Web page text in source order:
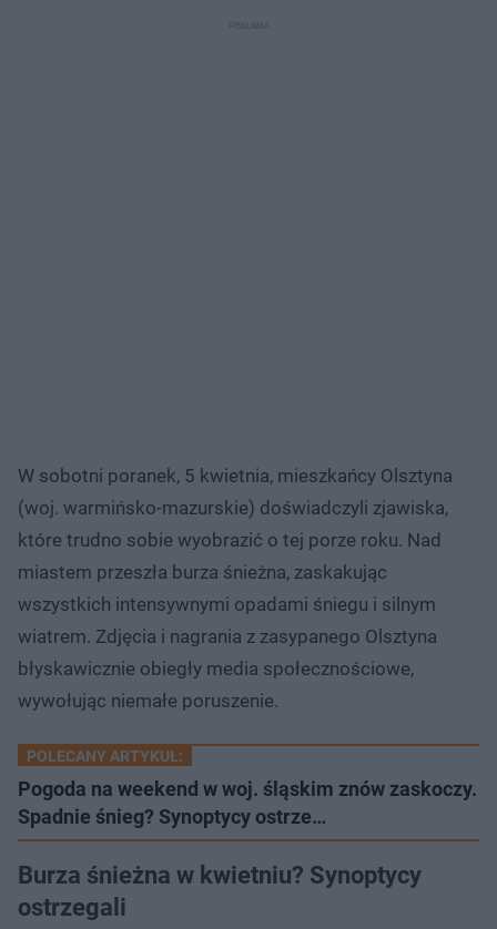
W sobotni poranek, 5 kwietnia, mieszkańcy Olsztyna
(woj. warmińsko-mazurskie) doświadczyli zjawiska,
które trudno sobie wyobrazić o tej porze roku. Nad
miastem przeszła burza śnieżna, zaskakując
wszystkich intensywnymi opadami śniegu i silnym
wiatrem. Zdjęcia i nagrania z zasypanego Olsztyna
błyskawicznie obiegły media społecznościowe,
wywołując niemałe poruszenie.
POLECANY ARTYKUŁ:
Pogoda na weekend w woj. śląskim znów zaskoczy.
Spadnie śnieg? Synoptycy ostrze…
Burza śnieżna w kwietniu? Synoptycy
ostrzegali